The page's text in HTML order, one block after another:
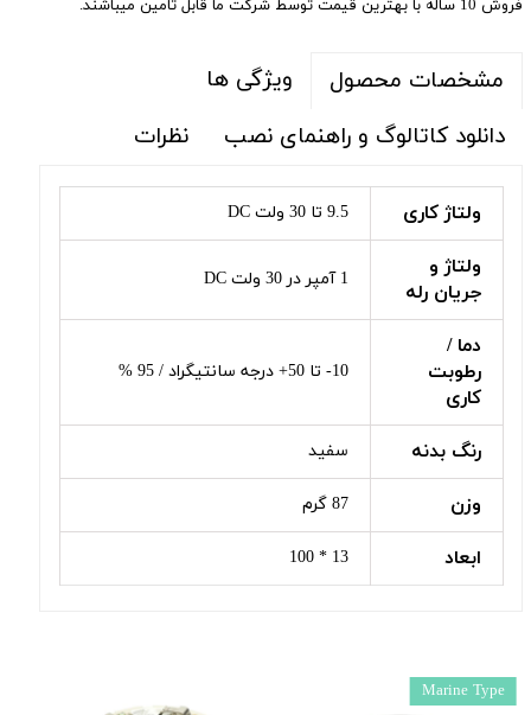
فروش 10 ساله با بهترین قیمت توسط شرکت ما قابل تامین میباشند.
مشخصات محصول
ویژگی ها
دانلود کاتالوگ و راهنمای نصب
نظرات
ولتاژ کاری 9.5 تا 30 ولت DC
ولتاژ و
جریان رله
1 آمپر در 30 ولت DC
دما /
رطوبت
کاری
10- تا 50+ درجه سانتیگراد / 95 %
رنگ بدنه سفید
وزن 87 گرم
ابعاد 13 * 100
Marine Type